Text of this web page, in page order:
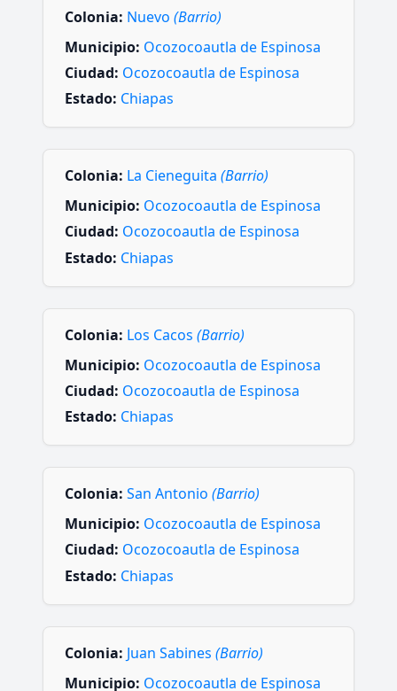
Colonia: Nuevo (Barrio)
Municipio: Ocozocoautla de Espinosa
Ciudad: Ocozocoautla de Espinosa
Estado: Chiapas
Colonia: La Cieneguita (Barrio)
Municipio: Ocozocoautla de Espinosa
Ciudad: Ocozocoautla de Espinosa
Estado: Chiapas
Colonia: Los Cacos (Barrio)
Municipio: Ocozocoautla de Espinosa
Ciudad: Ocozocoautla de Espinosa
Estado: Chiapas
Colonia: San Antonio (Barrio)
Municipio: Ocozocoautla de Espinosa
Ciudad: Ocozocoautla de Espinosa
Estado: Chiapas
Colonia: Juan Sabines (Barrio)
Municipio: Ocozocoautla de Espinosa